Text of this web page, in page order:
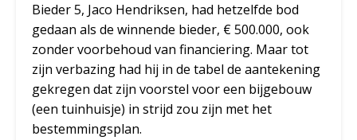
Bieder 5, Jaco Hendriksen, had hetzelfde bod
gedaan als de winnende bieder, € 500.000, ook
zonder voorbehoud van financiering. Maar tot
zijn verbazing had hij in de tabel de aantekening
gekregen dat zijn voorstel voor een bijgebouw
(een tuinhuisje) in strijd zou zijn met het
bestemmingsplan.